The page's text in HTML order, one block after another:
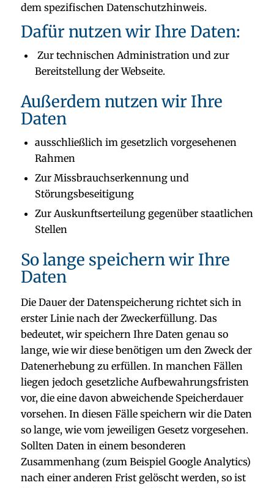
dem spezifischen Datenschutzhinweis.
Dafür nutzen wir Ihre Daten:
Zur technischen Administration und zur
Bereitstellung der Webseite.
Außerdem nutzen wir Ihre
Daten
ausschließlich im gesetzlich vorgesehenen
Rahmen
Zur Missbrauchserkennung und
Störungsbeseitigung
Zur Auskunftserteilung gegenüber staatlichen
Stellen
So lange speichern wir Ihre
Daten
Die Dauer der Datenspeicherung richtet sich in
erster Linie nach der Zweckerfüllung. Das
bedeutet, wir speichern Ihre Daten genau so
lange, wie wir diese benötigen um den Zweck der
Datenerhebung zu erfüllen. In manchen Fällen
liegen jedoch gesetzliche Aufbewahrungsfristen
vor, die eine davon abweichende Speicherdauer
vorsehen. In diesen Fälle speichern wir die Daten
so lange, wie vom jeweiligen Gesetz vorgesehen.
Sollten Daten in einem besonderen
Zusammenhang (zum Beispiel Google Analytics)
nach einer anderen Frist gelöscht werden, so ist